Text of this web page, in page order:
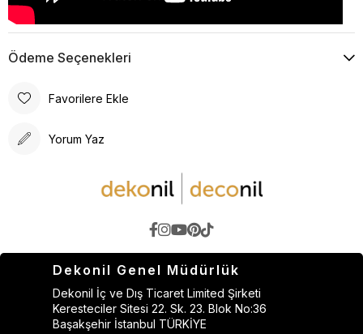
Ödeme Seçenekleri
Favorilere Ekle
Yorum Yaz
Dekonil Genel Müdürlük
Dekonil İç ve Dış Ticaret Limited Şirketi
Keresteciler Sitesi 22. Sk. 23. Blok No:36
Başakşehir İstanbul TÜRKİYE